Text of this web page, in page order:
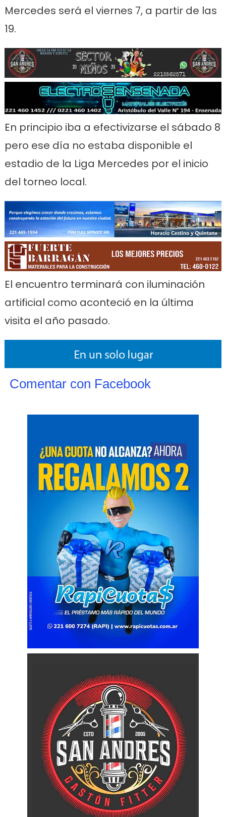
Mercedes será el viernes 7, a partir de las
19.
En principio iba a efectivizarse el sábado 8
pero ese día no estaba disponible el
estadio de la Liga Mercedes por el inicio
del torneo local.
El encuentro terminará con iluminación
artificial como aconteció en la última
visita el año pasado.
Comentar con Facebook